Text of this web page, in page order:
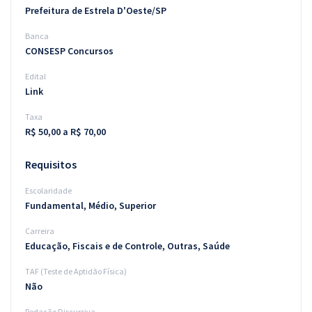
Prefeitura de Estrela D'Oeste/SP
Banca
CONSESP Concursos
Edital
Link
Taxa
R$ 50,00 a R$ 70,00
Requisitos
Escolaridade
Fundamental, Médio, Superior
Carreira
Educação, Fiscais e de Controle, Outras, Saúde
TAF (Teste de Aptidão Física)
Não